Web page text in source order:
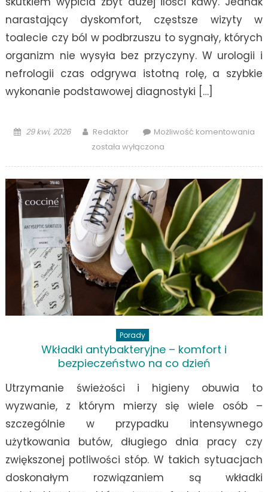
narastający dyskomfort, częstsze wizyty w
toalecie czy ból w podbrzuszu to sygnały, których
organizm nie wysyła bez przyczyny. W urologii i
nefrologii czas odgrywa istotną rolę, a szybkie
wykonanie podstawowej diagnostyki […]
Posted
29 kwi, 2026 Author
Redaktor Możliwość komentowania
coś
została wyłączona
Porady
Wkładki antybakteryjne – komfort i
bezpieczeństwo na co dzień
Utrzymanie świeżości i higieny obuwia to
wyzwanie, z którym mierzy się wiele osób –
szczególnie w przypadku intensywnego
użytkowania butów, długiego dnia pracy czy
zwiększonej potliwości stóp. W takich sytuacjach
doskonałym rozwiązaniem są wkładki